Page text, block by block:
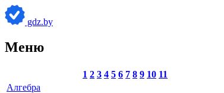
gdz.by
Меню
1 2 3 4 5 6 7 8 9 10 11
Алгебра